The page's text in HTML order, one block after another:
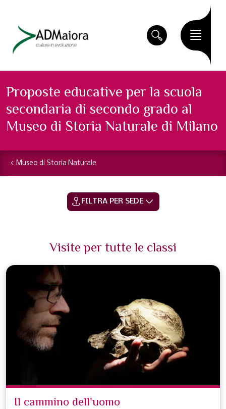
Proposte educative per la scuola
secondaria di secondo grado al
Museo di Storia Naturale di Milano
Museo di Storia Naturale
FILTRA PER SEDE
Visite per tutte le classi
Il cammino dell'uomo